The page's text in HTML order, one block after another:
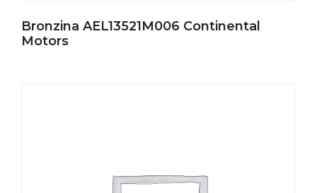
Bronzina AEL13521M006 Continental
Motors